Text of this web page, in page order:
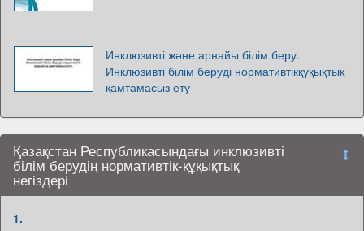
Инклюзивті және арнайы білім беру.
Инклюзивті білім беруді нормативтікқұқықтық
қамтамасыз ету
Қазақстан Республикасындағы инклюзивті
білім берудің нормативтік-құқықтық
негіздері
1.